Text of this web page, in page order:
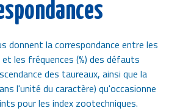
donnent la correspondance entre les
les fréquences (%) des défauts
des taureaux, ainsi que la
l'unité du caractère) qu'occasionne
pour les index zootechniques.